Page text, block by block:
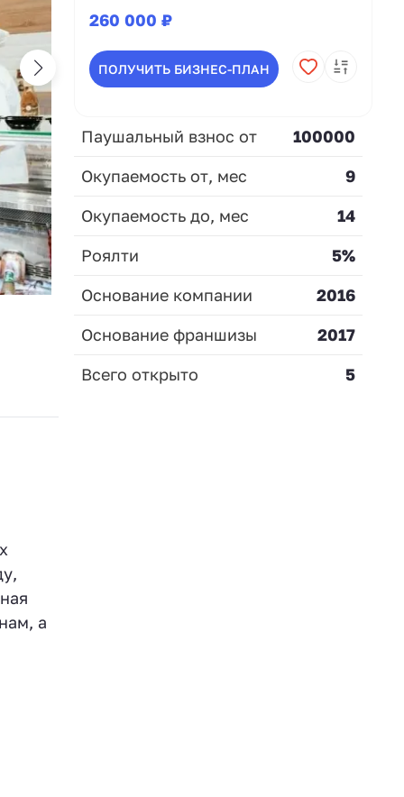
а
260 000 ₽
ПОЛУЧИТЬ БИЗНЕС-ПЛАН
Паушальный взнос от
100000
Окупаемость от, мес
9
Окупаемость до, мес
14
Роялти
5%
Основание компании
2016
Основание франшизы
2017
Всего открыто
5